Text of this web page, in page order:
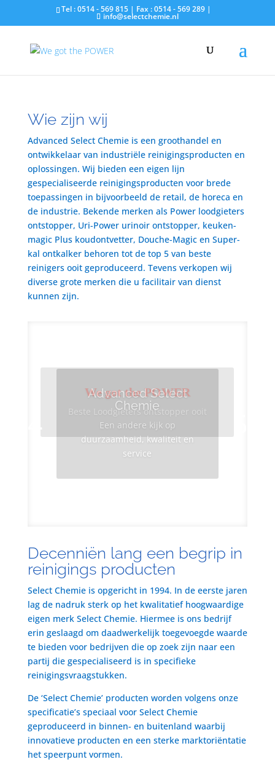
Tel : 0514 - 569 815 | Fax : 0514 - 569 289 |
info@selectchemie.nl
Wie zijn wij
Advanced Select Chemie is een groothandel en
ontwikkelaar van industriële reinigingsproducten en
oplossingen. Wij bieden een eigen lijn
gespecialiseerde reinigingsproducten voor brede
toepassingen in bijvoorbeeld de retail, de horeca en
de industrie. Bekende merken als Power loodgieters
ontstopper, Uri-Power urinoir ontstopper, keuken-
magic Plus koudontvetter, Douche-Magic en Super-
kal ontkalker behoren tot de top 5 van beste
reinigers ooit geproduceerd. Tevens verkopen wij
diverse grote merken die u facilitair van dienst
kunnen zijn.
Advanced Select
Chemie
Een andere kijk op
duurzaamheid, kwaliteit en
service
We got the POWER
Beste Loodgieters ontstopper ooit
Decenniën lang een begrip in
reinigings producten
Select Chemie is opgericht in 1994. In de eerste jaren
lag de nadruk sterk op het kwalitatief hoogwaardige
eigen merk Select Chemie. Hiermee is ons bedrijf
erin geslaagd om daadwerkelijk toegevoegde waarde
te bieden voor bedrijven die op zoek zijn naar een
partij die gespecialiseerd is in specifieke
reinigingsvraagstukken.
De ‘Select Chemie’ producten worden volgens onze
specificatie’s speciaal voor Select Chemie
geproduceerd in binnen- en buitenland waarbij
innovatieve producten en een sterke marktoriëntatie
het speerpunt vormen.